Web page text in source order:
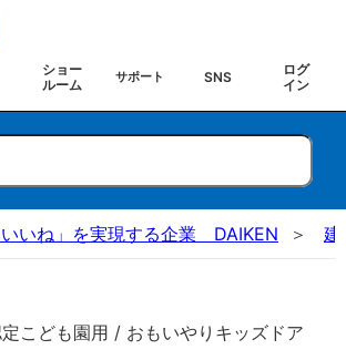
ショー
ルーム
サポート SNS
ログ
イン
いいね」を実現する企業 DAIKEN 建
こども園用 / おもいやりキッズドア